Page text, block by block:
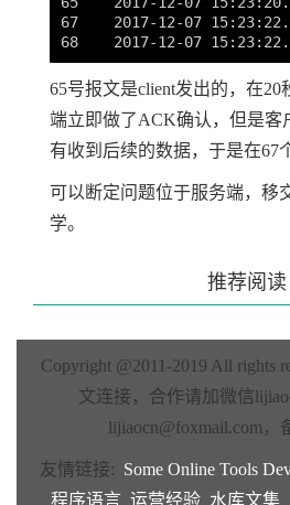
67    2017-12-07
65号报文是client发出的，在
端立即做了ACK确认，但是客
有收到后续的数据，于是在67
可以断定问题位于服务端，移
学。
推荐阅读
Copyright @2011-2019 All rights
文连接，合作请加微信
lijiaocn@foxmail.com ，
友情链接: Some Online Tools
程序语言 运营经验 水库文集